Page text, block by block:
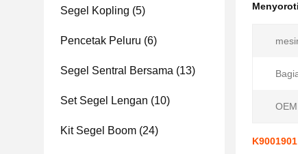
Segel Kopling (5)
Pencetak Peluru (6)
Segel Sentral Bersama (13)
Set Segel Lengan (10)
Kit Segel Boom (24)